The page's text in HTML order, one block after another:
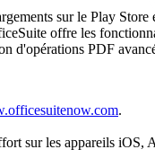
sur le Play
offre les
d'opérations PDF
.
sur les appareils iOS,